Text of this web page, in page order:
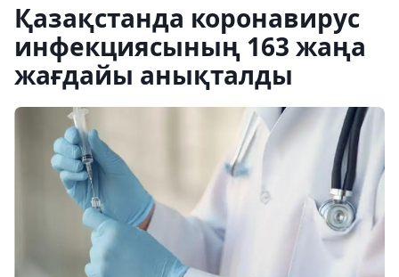
Қазақстанда коронавирус
инфекциясының 163 жаңа
жағдайы анықталды